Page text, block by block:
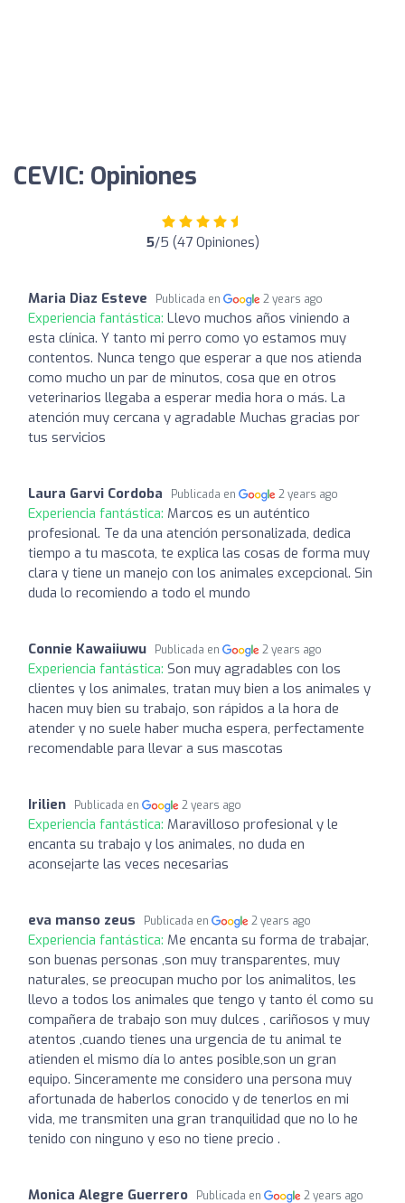
CEVIC: Opiniones
5/5 (47 Opiniones)
Maria Diaz Esteve Publicada en 2 years ago
Experiencia fantástica: Llevo muchos años viniendo a
esta clínica. Y tanto mi perro como yo estamos muy
contentos. Nunca tengo que esperar a que nos atienda
como mucho un par de minutos, cosa que en otros
veterinarios llegaba a esperar media hora o más. La
atención muy cercana y agradable Muchas gracias por
tus servicios
Laura Garvi Cordoba Publicada en 2 years ago
Experiencia fantástica: Marcos es un auténtico
profesional. Te da una atención personalizada, dedica
tiempo a tu mascota, te explica las cosas de forma muy
clara y tiene un manejo con los animales excepcional. Sin
duda lo recomiendo a todo el mundo
Connie Kawaiiuwu Publicada en 2 years ago
Experiencia fantástica: Son muy agradables con los
clientes y los animales, tratan muy bien a los animales y
hacen muy bien su trabajo, son rápidos a la hora de
atender y no suele haber mucha espera, perfectamente
recomendable para llevar a sus mascotas
Irilien Publicada en 2 years ago
Experiencia fantástica: Maravilloso profesional y le
encanta su trabajo y los animales, no duda en
aconsejarte las veces necesarias
eva manso zeus Publicada en 2 years ago
Experiencia fantástica: Me encanta su forma de trabajar,
son buenas personas ,son muy transparentes, muy
naturales, se preocupan mucho por los animalitos, les
llevo a todos los animales que tengo y tanto él como su
compañera de trabajo son muy dulces , cariñosos y muy
atentos ,cuando tienes una urgencia de tu animal te
atienden el mismo día lo antes posible,son un gran
equipo. Sinceramente me considero una persona muy
afortunada de haberlos conocido y de tenerlos en mi
vida, me transmiten una gran tranquilidad que no lo he
tenido con ninguno y eso no tiene precio .
Monica Alegre Guerrero Publicada en 2 years ago